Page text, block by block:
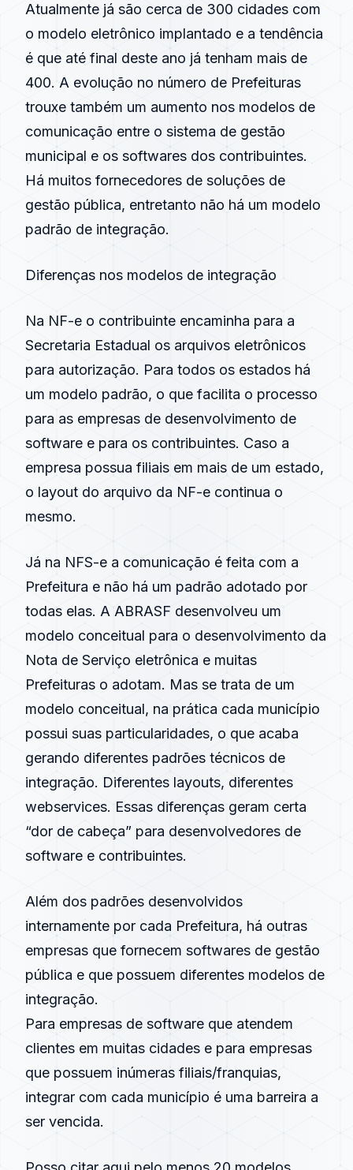
Atualmente já são cerca de 300 cidades com
o modelo eletrônico implantado e a tendência
é que até final deste ano já tenham mais de
400. A evolução no número de Prefeituras
trouxe também um aumento nos modelos de
comunicação entre o sistema de gestão
municipal e os softwares dos contribuintes.
Há muitos fornecedores de soluções de
gestão pública, entretanto não há um modelo
padrão de integração.
Diferenças nos modelos de integração
Na NF-e o contribuinte encaminha para a
Secretaria Estadual os arquivos eletrônicos
para autorização. Para todos os estados há
um modelo padrão, o que facilita o processo
para as empresas de desenvolvimento de
software e para os contribuintes. Caso a
empresa possua filiais em mais de um estado,
o layout do arquivo da NF-e continua o
mesmo.
Já na NFS-e a comunicação é feita com a
Prefeitura e não há um padrão adotado por
todas elas. A ABRASF desenvolveu um
modelo conceitual para o desenvolvimento da
Nota de Serviço eletrônica e muitas
Prefeituras o adotam. Mas se trata de um
modelo conceitual, na prática cada município
possui suas particularidades, o que acaba
gerando diferentes padrões técnicos de
integração. Diferentes layouts, diferentes
webservices. Essas diferenças geram certa
“dor de cabeça” para desenvolvedores de
software e contribuintes.
Além dos padrões desenvolvidos
internamente por cada Prefeitura, há outras
empresas que fornecem softwares de gestão
pública e que possuem diferentes modelos de
integração.
Para empresas de software que atendem
clientes em muitas cidades e para empresas
que possuem inúmeras filiais/franquias,
integrar com cada município é uma barreira a
ser vencida.